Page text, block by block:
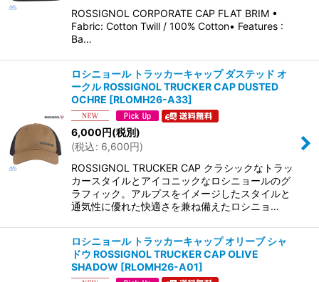
ROSSIGNOL CORPORATE CAP FLAT BRIM •
Fabric: Cotton Twill / 100% Cotton• Features :
Ba…
ロシニョール トラッカーキャップ ダステッド オ
ークル ROSSIGNOL TRUCKER CAP DUSTED
OCHRE [RLOMH26-A33]
6,000円(税別)
(税込: 6,600円)
ROSSIGNOL TRUCKER CAP クラシックなトラッ
カースタイルとアイコニックなロシニョールのグ
ラフィック。アルプスをイメージしたスタイルと
通気性に優れた快適さを兼ね備えたロシニョ…
ロシニョール トラッカーキャップ オリーブ シャ
ドウ ROSSIGNOL TRUCKER CAP OLIVE
SHADOW [RLOMH26-A01]